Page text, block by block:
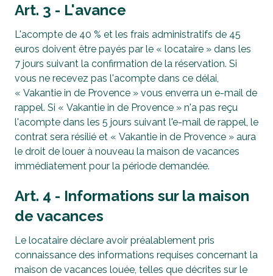
Art. 3 - L'avance
L'acompte de 40 % et les frais administratifs de 45
euros doivent être payés par le « locataire » dans les
7 jours suivant la confirmation de la réservation. Si
vous ne recevez pas l'acompte dans ce délai,
« Vakantie in de Provence » vous enverra un e-mail de
rappel. Si « Vakantie in de Provence » n'a pas reçu
l'acompte dans les 5 jours suivant l'e-mail de rappel, le
contrat sera résilié et « Vakantie in de Provence » aura
le droit de louer à nouveau la maison de vacances
immédiatement pour la période demandée.
Art. 4 - Informations sur la maison
de vacances
Le locataire déclare avoir préalablement pris
connaissance des informations requises concernant la
maison de vacances louée, telles que décrites sur le